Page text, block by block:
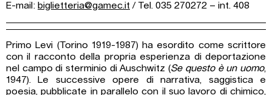
E-mail: biglietteria@gamec.it / Tel. 035 270272 – int. 408
Primo Levi (Torino 1919-1987) ha esordito come scrittore
con il racconto della propria esperienza di deportazione
nel campo di sterminio di Auschwitz (Se questo è un uomo,
1947). Le successive opere di narrativa, saggistica e
poesia, pubblicate in parallelo con il suo lavoro di chimico,